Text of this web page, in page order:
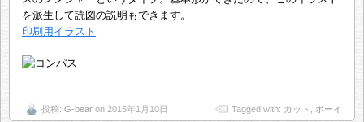
を派生して読図の説明もできます。
印刷用イラスト
投稿: G-bear on 2015年1月10日 Tagged with: カット ボーイ